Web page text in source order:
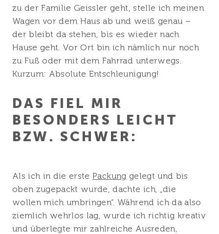
zu der Familie Geissler geht, stelle ich meinen
Wagen vor dem Haus ab und weiß genau –
der bleibt da stehen, bis es wieder nach
Hause geht. Vor Ort bin ich nämlich nur noch
zu Fuß oder mit dem Fahrrad unterwegs.
Kurzum: Absolute Entschleunigung!
DAS FIEL MIR
BESONDERS LEICHT
BZW. SCHWER:
Als ich in die erstePackung gelegt und bis
oben zugepackt wurde, dachte ich, „die
wollen mich umbringen“. Während ich da also
ziemlich wehrlos lag, wurde ich richtig kreativ
und überlegte mir zahlreiche Ausreden,